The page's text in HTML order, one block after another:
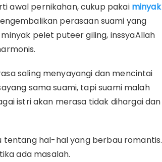
awal pernikahan, cukup pakai minyak
perasaan suami yang
pelet puteer giling, inssyaAllah
saling menyayangi dan mencintai
sama suami, tapi suami malah
istri akan merasa tidak dihargai dan
tentang hal-hal yang berbau romantis.
ada masalah.